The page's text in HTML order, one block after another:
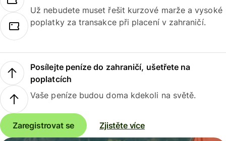
Už nebudete muset řešit kurzové marže a vysoké
poplatky za transakce při placení v zahraničí.
Posílejte peníze do zahraničí, ušetřete na
poplatcích
Vaše peníze budou doma kdekoli na světě.
Zaregistrovat se Zjistěte více